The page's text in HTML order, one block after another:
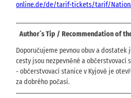
online.de/de/tarif-tickets/tarif/
Author´s Tip / Recommendation of
Doporučujeme pevnou obuv a
cesty jsou nezpevněné a
- občerstvovací stanice v Kyjově je
za dobrého počasí.